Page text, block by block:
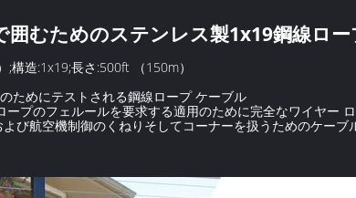
むためのステンレス製1x19鋼線ロ
構造:1x19;長さ:500ft （150m）
ためにテストされる鋼線ロープ ケーブル
プのフェルールを要求する適用のために完全なワイヤー
び航空機制御のくねりそしてコーナーを扱うためのケー